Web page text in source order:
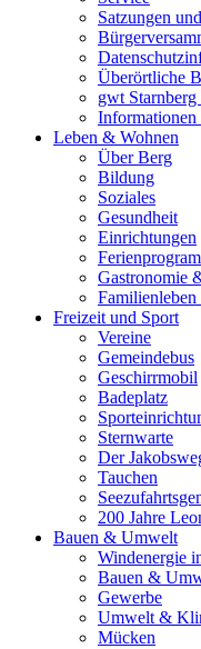
Satzungen
Überörtliche
gwt
Informationen
Leben & Wohnen
Über Berg
Bildung
Soziales
Gesundheit
Einrichtungen
Gastronomie
Familienleben
Freizeit und Sport
Vereine
Gemeindebus
Geschirrmobil
Badeplatz
Sternwarte
Der
Tauchen
200 Jahre
Bauen & Umwelt
Windenergie
Bauen &
Gewerbe
Umwelt &
Mücken